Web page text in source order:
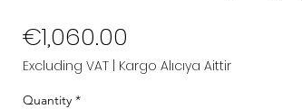
€1,060.00
Excluding VAT | Kargo Alıcıya Aittir
Quantity *